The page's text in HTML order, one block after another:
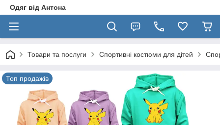
Одяг від Антона
Товари та послуги Спортивні костюми для дітей
Топ продажів